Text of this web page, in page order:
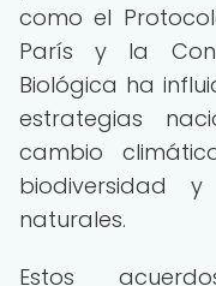
como el
París y la
Biológica ha
estrategias
cambio
biodiversidad
naturales.
Estos